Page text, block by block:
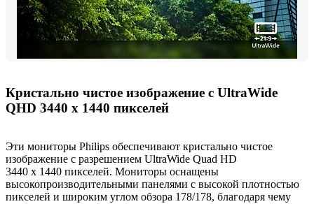
Кристально чистое изображение с UltraWide
QHD 3440 x 1440 пикселей
Эти мониторы Philips обеспечивают кристально чистое
изображение с разрешением UltraWide Quad HD
3440 x 1440 пикселей. Мониторы оснащены
высокопроизводительными панелями с высокой плотностью
пикселей и широким углом обзора 178/178, благодаря чему